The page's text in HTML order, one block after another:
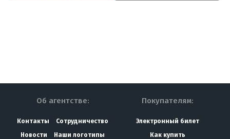
Об агентстве:
Контакты
Сотрудничество
Новости
Наши логотипы
Покупателям:
Электронный билет
Как купить